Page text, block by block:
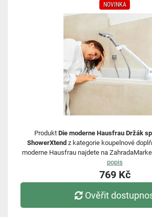
NOVINKA
Produkt Die moderne Hausfrau Držák
ShowerXtend z kategorie koupelnové
moderne Hausfrau najdete na
popis
769 Kč
Ověřit